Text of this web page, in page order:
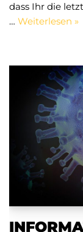
dass Ihr die
… Weiterlesen »